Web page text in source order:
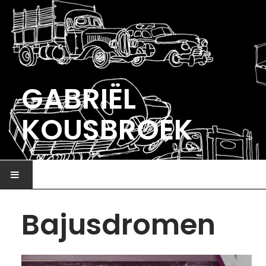
GABRIËL
KOUSBROEK
HOME
ILLUSTRATIE
Bajusdromen